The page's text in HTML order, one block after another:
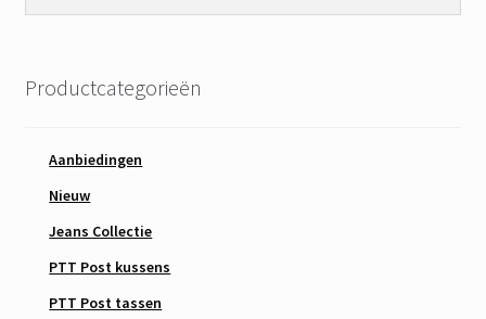
Productcategorieën
Aanbiedingen
Nieuw
Jeans Collectie
PTT Post kussens
PTT Post tassen